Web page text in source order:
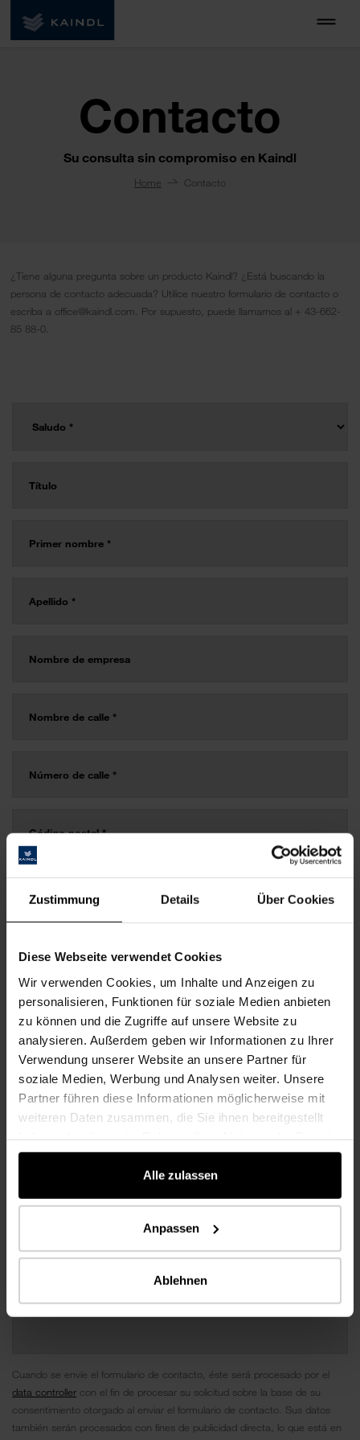
Zustimmung Details Über Cookies
Diese Webseite verwendet Cookies
Wir verwenden Cookies, um Inhalte und Anzeigen zu
personalisieren, Funktionen für soziale Medien anbieten
zu können und die Zugriffe auf unsere Website zu
analysieren. Außerdem geben wir Informationen zu Ihrer
Verwendung unserer Website an unsere Partner für
soziale Medien, Werbung und Analysen weiter. Unsere
Partner führen diese Informationen möglicherweise mit
weiteren Daten zusammen, die Sie ihnen bereitgestellt
gesammelt haben.
Alle zulassen
Anpassen
Ablehnen
Contacto
Su consulta sin compromiso en Kaindl
Home Contacto
¿Tiene alguna pregunta sobre un producto Kaindl? ¿Está buscando la
persona de contacto adecuada? Utilice nuestro formulario de contacto o
escriba a office@kaindl.com. Por supuesto, puede llamarnos al + 43-662-
85 88-0.
Cuando se envíe el formulario de contacto, éste será procesado por el
data controller con el fin de procesar su solicitud sobre la base de su
consentimiento otorgado al enviar el formulario de contacto. Sus datos
también serán procesados ​​con fines de publicidad directa, lo que está en